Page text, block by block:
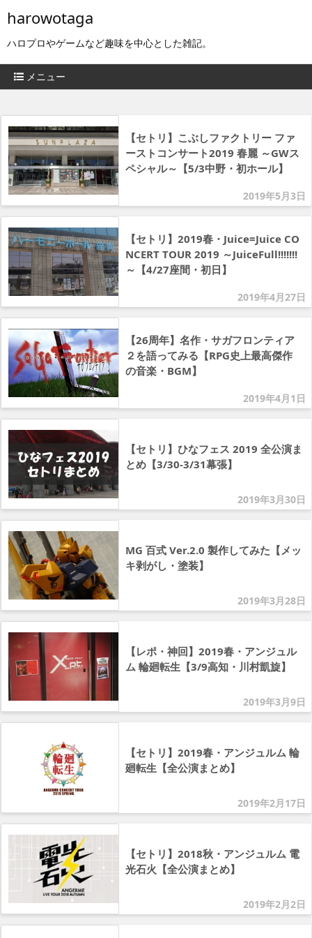
harowotaga
ハロプロやゲームなど趣味を中心とした雑記。
メニュー
2019年5月3日
【セトリ】こぶしファクトリー ファ
ーストコンサート2019 春麗 ～GWス
ペシャル～【5/3中野・初ホール】
2019年4月27日
【セトリ】2019春・Juice=Juice CO
NCERT TOUR 2019 ～JuiceFull!!!!!!!
～【4/27座間・初日】
2019年4月1日
【26周年】名作・サガフロンティア
２を語ってみる【RPG史上最高傑作
の音楽・BGM】
2019年3月30日
【セトリ】ひなフェス 2019 全公演ま
とめ【3/30-3/31幕張】
2019年3月28日
MG 百式 Ver.2.0 製作してみた【メッ
キ剥がし・塗装】
2019年3月9日
【レポ・神回】2019春・アンジュル
ム 輪廻転生【3/9高知・川村凱旋】
2019年2月17日
【セトリ】2019春・アンジュルム 輪
廻転生【全公演まとめ】
2019年2月2日
【セトリ】2018秋・アンジュルム 電
光石火【全公演まとめ】